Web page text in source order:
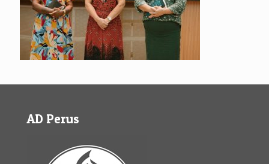
AD Perus